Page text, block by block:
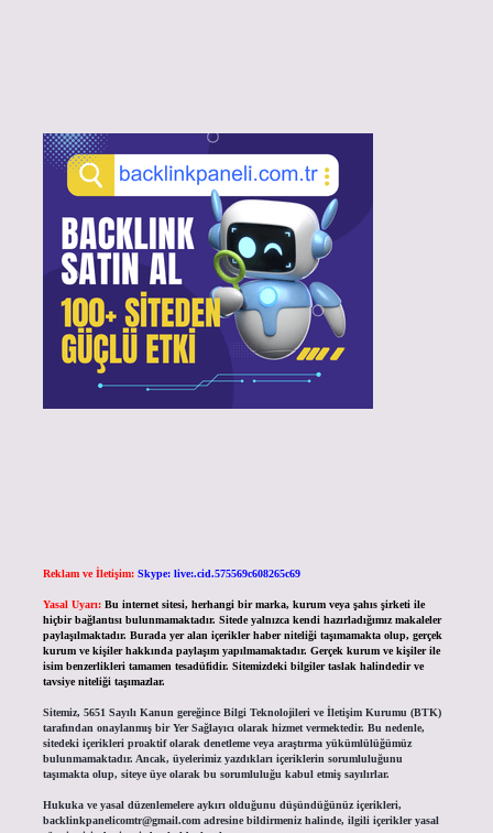
Reklam ve İletişim: Skype: live:.cid.575569c608265c69
Yasal Uyarı: Bu internet sitesi, herhangi bir marka, kurum veya şahıs şirketi ile
hiçbir bağlantısı bulunmamaktadır. Sitede yalnızca kendi hazırladığımız makaleler
paylaşılmaktadır. Burada yer alan içerikler haber niteliği taşımamakta olup, gerçek
kurum ve kişiler hakkında paylaşım yapılmamaktadır. Gerçek kurum ve kişiler ile
isim benzerlikleri tamamen tesadüfidir. Sitemizdeki bilgiler taslak halindedir ve
tavsiye niteliği taşımazlar.
Sitemiz, 5651 Sayılı Kanun gereğince Bilgi Teknolojileri ve İletişim Kurumu (BTK)
tarafından onaylanmış bir Yer Sağlayıcı olarak hizmet vermektedir. Bu nedenle,
sitedeki içerikleri proaktif olarak denetleme veya araştırma yükümlülüğümüz
bulunmamaktadır. Ancak, üyelerimiz yazdıkları içeriklerin sorumluluğunu
taşımakta olup, siteye üye olarak bu sorumluluğu kabul etmiş sayılırlar.
Hukuka ve yasal düzenlemelere aykırı olduğunu düşündüğünüz içerikleri,
backlinkpanelicomtr@gmail.comadresine bildirmeniz halinde, ilgili içerikler yasal